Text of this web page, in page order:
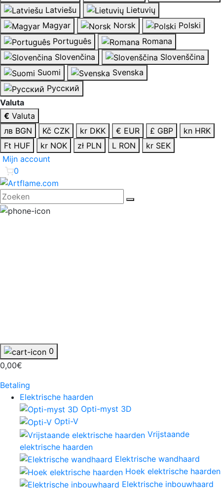
Latviešu
Lietuvių
Magyar
Norsk
Polski
Português
Romana
Slovenčina
Slovenščina
Suomi
Svenska
Русский
Valuta
€ Valuta
лв BGN
Kč CZK kr DKK € EUR £ GBP
kn HRK
Ft HUF
kr NOK zł PLN L RON
kr SEK
Mijn account
0
0
0,00€
Betaling
Elektrische haarden
Opti-myst 3D
Opti-V
Vrijstaande
elektrische haarden
Elektrische wandhaard
Hoek elektrische haarden
Elektrische inbouwhaard